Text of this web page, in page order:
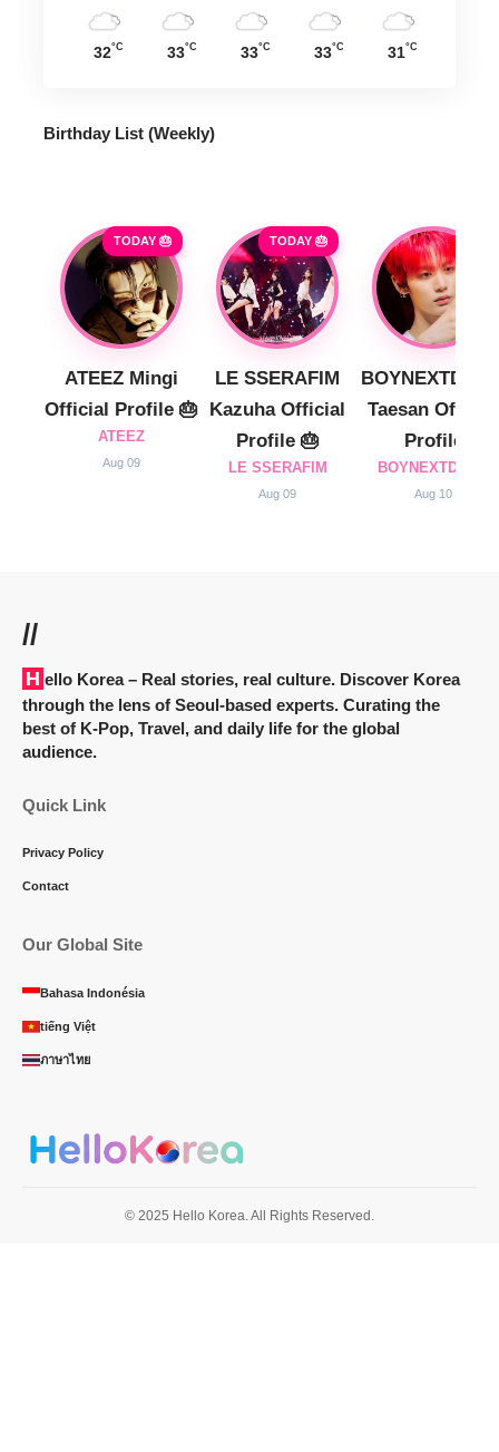
32°C 33°C 33°C 33°C 31°C
Birthday List (Weekly)
TODAY 🎂
ATEEZ Mingi
Official Profile 🎂
ATEEZ
Aug 09
TODAY 🎂
LE SSERAFIM
Kazuha Official
Profile 🎂
LE SSERAFIM
Aug 09
Taesan Official
Profile
BOYNEXTDOOR
Aug 10
//
Hello Korea– Real stories, real culture. Discover Korea
through the lens of Seoul-based experts. Curating the
best of K-Pop, Travel, and daily life for the global
audience.
Quick Link
Privacy Policy
Contact
Our Global Site
Bahasa Indonésia
tiếng Việt
ภาษาไทย
© 2025 Hello Korea. All Rights Reserved.